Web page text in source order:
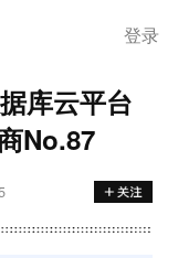
登录
库云平台
No.87